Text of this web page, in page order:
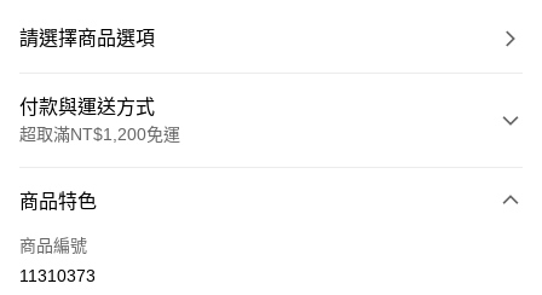
請選擇商品選項
付款與運送方式
超取滿NT$1,200免運
信用卡一次付款
超商取貨付款
商品特色
商品編號
11310373